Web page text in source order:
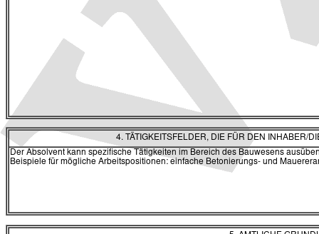
4. TÄTIGKEITSFELDER, DIE FÜR DEN INHABER/
Der Absolvent kann spezifische Tätigkeiten im Bereich des Bauwesens
Beispiele für mögliche Arbeitspositionen: einfache Betonierungs- und